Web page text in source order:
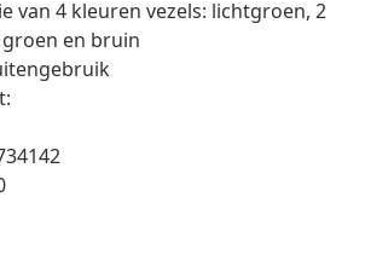
van 4 kleuren vezels: lichtgroen, 2
en bruin